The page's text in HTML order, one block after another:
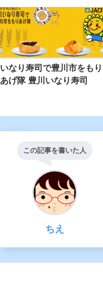
いなり寿司で豊川市をもり
あげ隊 豊川いなり寿司
この記事を書いた人
ちえ